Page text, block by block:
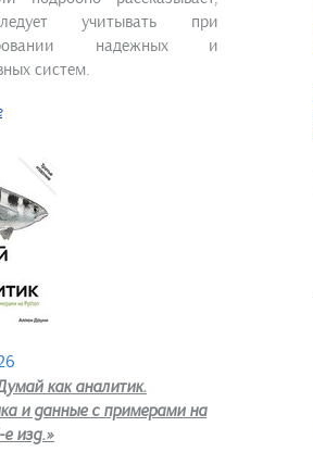
учитывать при
надежных и
систем.
как аналитик.
и данные с примерами на
изд.»